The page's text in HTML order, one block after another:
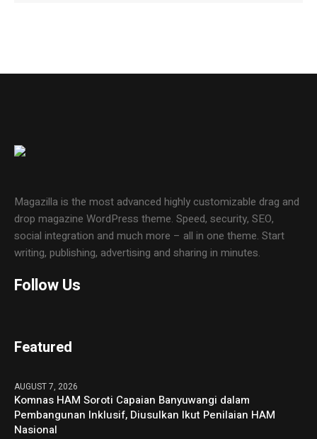
Magazilla is the most advanced highly customizable drag and
drop magazine WordPress theme. Speed, security, SEO,
social integration and much more – all in one theme. Start
writing, publishing, advertising and sharing in minutes.
Follow Us
Featured
AUGUST 7, 2026
Komnas HAM Soroti Capaian Banyuwangi dalam
Pembangunan Inklusif, Diusulkan Ikut Penilaian HAM
Nasional